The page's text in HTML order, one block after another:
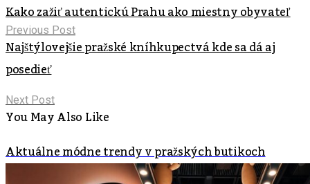
Kako zažiť autentickú Prahu ako miestny obyvateľ
Previous Post
Najštýlovejšie pražské kníhkupectvá kde sa dá aj
posedieť
Next Post
You May Also Like
Aktuálne módne trendy v pražských butikoch